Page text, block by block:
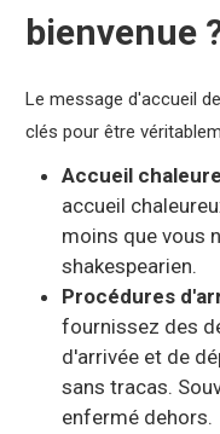
bienvenue
Le message d'accueil
clés pour être
Accueil
accueil
moins que vous
shakespearien.
Procédures
fournissez des
d'arrivée et de
sans tracas.
enfermé dehors.